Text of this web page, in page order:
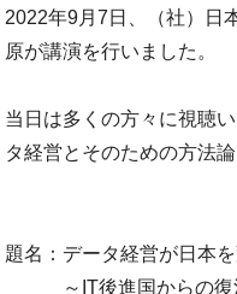
2022年9月7日、（社）日
原が講演を行いました。
当日は多くの方々に視聴
タ経営とそのための方法
題名：データ経営が日本を
～IT後進国からの復